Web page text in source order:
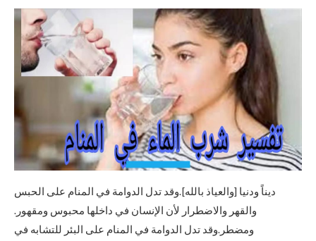
ديناً ودنيا [والعياذ بالله].وقد تدل الدوامة في المنام على الحبس
والقهر والاضطرار لأن الإنسان في داخلها محبوس ومقهور.
ومضطر.وقد تدل الدوامة في المنام على البئر للتشابه في